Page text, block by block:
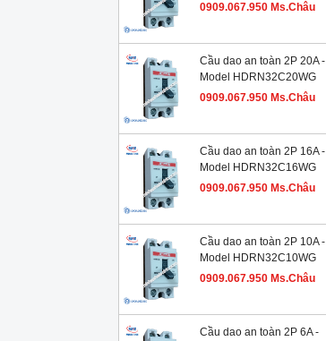
0909.067.950 Ms.Châu
Cầu dao an toàn 2P 20A -
Model HDRN32C20WG
0909.067.950 Ms.Châu
Cầu dao an toàn 2P 16A -
Model HDRN32C16WG
0909.067.950 Ms.Châu
Cầu dao an toàn 2P 10A -
Model HDRN32C10WG
0909.067.950 Ms.Châu
Cầu dao an toàn 2P 6A -